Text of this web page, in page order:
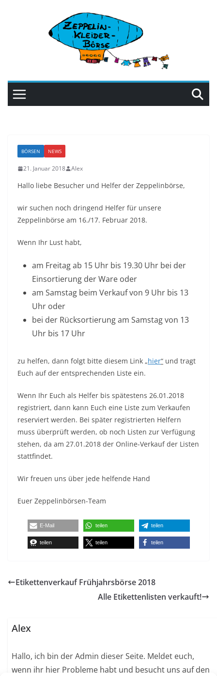
BÖRSEN NEWS
21. Januar 2018 Alex
Hallo liebe Besucher und Helfer der Zeppelinbörse,
wir suchen noch dringend Helfer für unsere
Zeppelinbörse am 16./17. Februar 2018.
Wenn Ihr Lust habt,
am Freitag ab 15 Uhr bis 19.30 Uhr bei der
Einsortierung der Ware oder
am Samstag beim Verkauf von 9 Uhr bis 13
Uhr oder
bei der Rücksortierung am Samstag von 13
Uhr bis 17 Uhr
zu helfen, dann folgt bitte diesem Link „hier“ und tragt
Euch auf der entsprechenden Liste ein.
Wenn Ihr Euch als Helfer bis spätestens 26.01.2018
registriert, dann kann Euch eine Liste zum Verkaufen
reserviert werden. Bei später registrierten Helfern
muss überprüft werden, ob noch Listen zur Verfügung
stehen, da am 27.01.2018 der Online-Verkauf der Listen
stattfindet.
Wir freuen uns über jede helfende Hand
Euer Zeppelinbörsen-Team
E-Mail teilen teilen
teilen teilen teilen
Etikettenverkauf Frühjahrsbörse 2018
Alle Etikettenlisten verkauft!
Alex
Hallo, ich bin der Admin dieser Seite. Meldet euch,
wenn ihr hier Probleme habt und besucht uns auf den